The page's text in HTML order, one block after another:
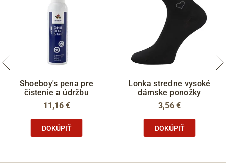
Shoeboy's pena pre
čistenie a údržbu
11,16 €
DOKÚPIŤ
Lonka stredne vysoké
dámske ponožky
3,56 €
DOKÚPIŤ